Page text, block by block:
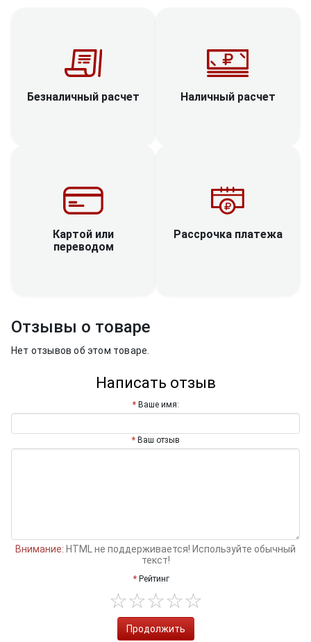
Безналичный расчет Наличный расчет
Картой или
переводом
Рассрочка платежа
Отзывы о товаре
Нет отзывов об этом товаре.
Написать отзыв
Ваше имя:
Ваш отзыв
Внимание: HTML не поддерживается! Используйте обычный
текст!
Рейтинг
Продолжить